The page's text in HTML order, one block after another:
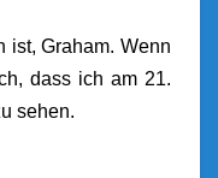
ist, Graham. Wenn
dass ich am 21.
sehen.